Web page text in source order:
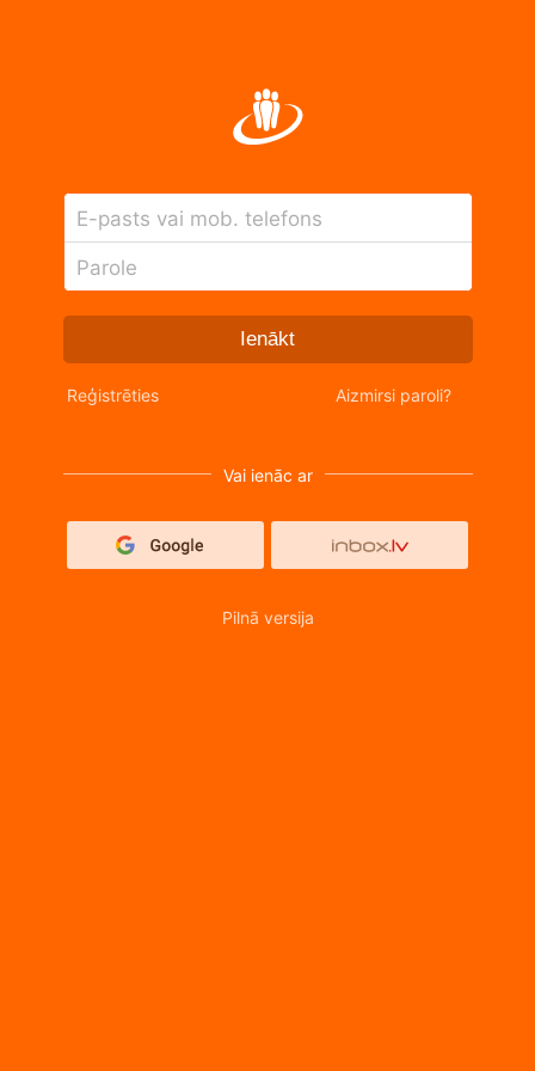
E-pasts vai mob. telefons
Parole
Ienākt
Reģistrēties Aizmirsi paroli?
Vai ienāc ar
Pilnā versija